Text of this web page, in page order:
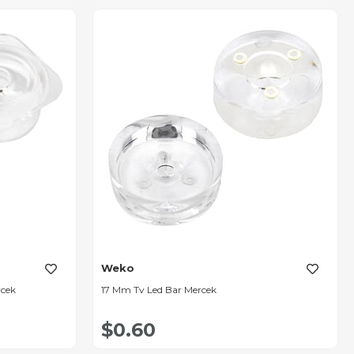
Weko
17 Mm Tv Led Bar Mercek
$0.60